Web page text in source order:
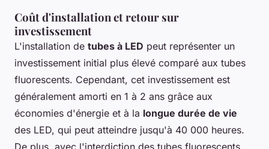
Coût d'installation et retour sur
investissement
L'installation de tubes à LED peut représenter un
investissement initial plus élevé comparé aux tubes
fluorescents. Cependant, cet investissement est
généralement amorti en 1 à 2 ans grâce aux
économies d'énergie et à la longue durée de vie
des LED, qui peut atteindre jusqu'à 40 000 heures.
De plus, avec l'interdiction des tubes fluorescents